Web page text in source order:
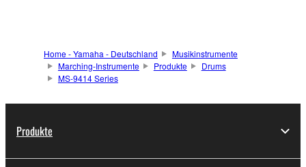
Home - Yamaha - Deutschland
Musikinstrumente
Marching-Instrumente
Produkte
Drums
MS-9414 Series
Produkte